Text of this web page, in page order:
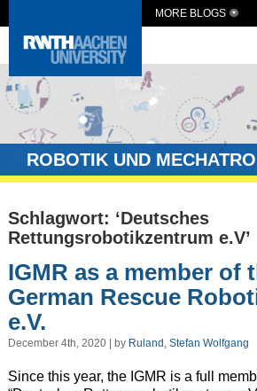
MORE BLOGS
ROBOTIK UND
Schlagwort: ‘Deutsches
Rettungsrobotikzentrum e.V’
IGMR as a member of
German Rescue
e.V.
December 4th, 2020 | by Ruland, Stefan Wolfgang
Since this year, the IGMR isa full